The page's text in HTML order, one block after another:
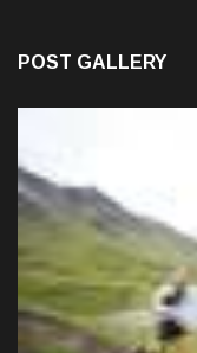
POST GALLERY